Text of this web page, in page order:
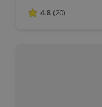
4.8 von 5
4.8 (20)